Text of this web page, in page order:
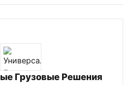
Грузовые Решения